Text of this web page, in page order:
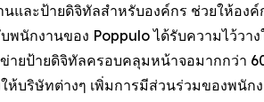
และป้ายดิจิทัลสำหรับองค์กร ช่วยให้อ
นักงานของ Poppulo ได้รับความไว้วา
ายป้ายดิจิทัลครอบคลุมหน้าจอมากกว่า
บริษัทต่างๆ เพิ่มการมีส่วนร่วมของพนั